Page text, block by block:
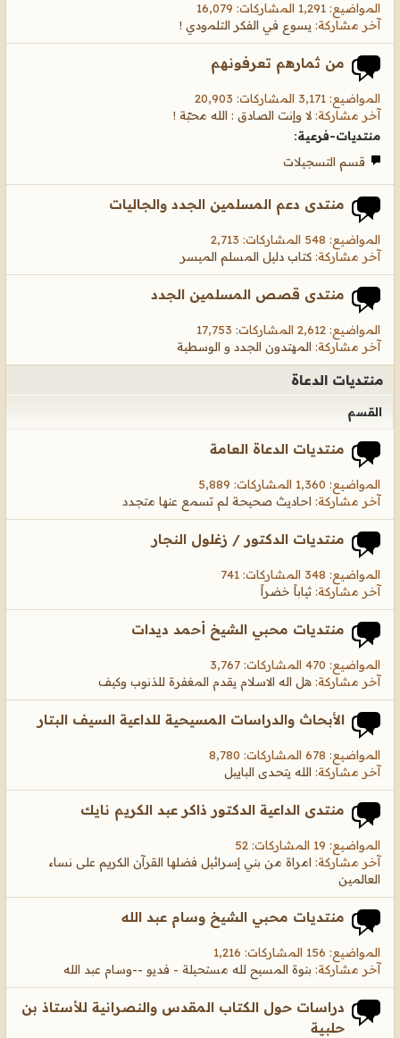
المواضيع: 1,291 المشاركات: 16,079
آخر مشاركة: يسوع في الفكر التلمودي !
من ثمارهم تعرفونهم
المواضيع: 3,171 المشاركات: 20,903
آخر مشاركة: لا وإنت الصادق : الله محبّة !
منتديات-فرعية:
قسم التسجيلات
منتدى دعم المسلمين الجدد والجاليات
المواضيع: 548 المشاركات: 2,713
آخر مشاركة: كتاب دليل المسلم الميسر
منتدى قصص المسلمين الجدد
المواضيع: 2,612 المشاركات: 17,753
آخر مشاركة: المهتدون الجدد و الوسطية
منتديات الدعاة
القسم
منتديات الدعاة العامة
المواضيع: 1,360 المشاركات: 5,889
آخر مشاركة: احاديث صحيحة لم تسمع عنها متجدد
منتديات الدكتور / زغلول النجار
المواضيع: 348 المشاركات: 741
آخر مشاركة: ثياباً خضراً
منتديات محبي الشيخ أحمد ديدات
المواضيع: 470 المشاركات: 3,767
آخر مشاركة: هل اله الاسلام يقدم المغفرة للذنوب وكيف
الأبحاث والدراسات المسيحية للداعية السيف البتار
المواضيع: 678 المشاركات: 8,780
آخر مشاركة: الله يتحدى البايبل
منتدى الداعية الدكتور ذاكر عبد الكريم نايك
المواضيع: 19 المشاركات: 52
آخر مشاركة: امراة من بني إسرائيل فضلها القرآن الكريم على نساء
العالمين
منتديات محبي الشيخ وسام عبد الله
المواضيع: 156 المشاركات: 1,216
آخر مشاركة: بنوة المسيح لله مستحيلة - فديو --وسام عبد الله
دراسات حول الكتاب المقدس والنصرانية للأستاذ بن
حلبية